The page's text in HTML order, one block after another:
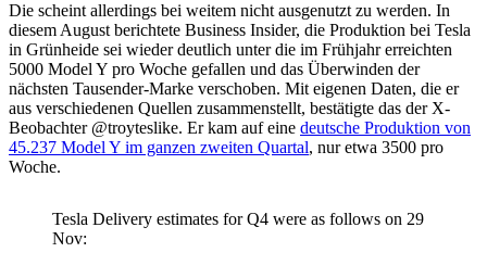
Die scheint allerdings bei weitem nicht ausgenutzt zu werden. In
diesem August berichtete Business Insider, die Produktion bei Tesla
in Grünheide sei wieder deutlich unter die im Frühjahr erreichten
5000 Model Y pro Woche gefallen und das Überwinden der
nächsten Tausender-Marke verschoben. Mit eigenen Daten, die er
aus verschiedenen Quellen zusammenstellt, bestätigte das der X-
Beobachter @troyteslike. Er kam auf eine deutsche Produktion von
45.237 Model Y im ganzen zweiten Quartal, nur etwa 3500 pro
Woche.
Tesla Delivery estimates for Q4 were as follows on 29
Nov: